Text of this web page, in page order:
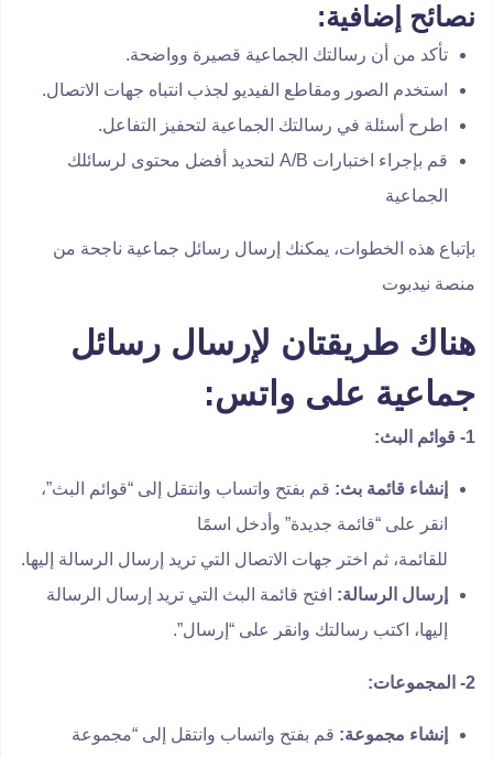
نصائح إضافية:
تأكد من أن رسالتك الجماعية قصيرة وواضحة.
استخدم الصور ومقاطع الفيديو لجذب انتباه جهات الاتصال.
اطرح أسئلة في رسالتك الجماعية لتحفيز التفاعل.
قم بإجراء اختبارات A/B لتحديد أفضل محتوى لرسائلك
الجماعية
بإتباع هذه الخطوات، يمكنك إرسال رسائل جماعية ناجحة من
منصة نيدبوت
هناك طريقتان لإرسال رسائل
جماعية على واتس:
1- قوائم البث:
إنشاء قائمة بث: قم بفتح واتساب وانتقل إلى “قوائم البث”،
انقر على “قائمة جديدة” وأدخل اسمًا
للقائمة، ثم اختر جهات الاتصال التي تريد إرسال الرسالة إليها.
إرسال الرسالة: افتح قائمة البث التي تريد إرسال الرسالة
إليها، اكتب رسالتك وانقر على “إرسال”.
2- المجموعات:
إنشاء مجموعة: قم بفتح واتساب وانتقل إلى “مجموعة